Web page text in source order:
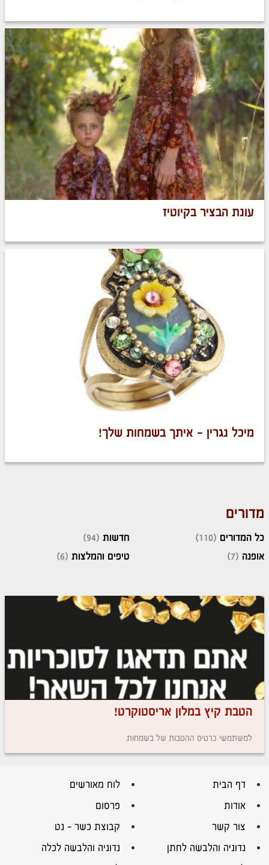
עונת הבציר בקיוטיז
מיכל נגרין – איתך בשמחות שלך!
מדורים
כל המדורים (110)
אופנה (7)
חדשות (94)
טיפים והמלצות (6)
הטבת קיץ במלון אריסטוקרט!
למשתמשי כרטיס ההטבות של בשמחות
דף הבית
לוח מאורשים
אודות
פרסום
צור קשר
קבוצת כשר – נט
נדוניה והלבשה לחתן
נדוניה והלבשה לכלה